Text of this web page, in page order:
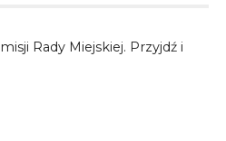
Rady Miejskiej. Przyjdź i